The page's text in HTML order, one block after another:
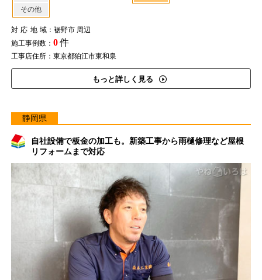
その他
対応地域：裾野市 周辺
施工事例数： 0件
工事店住所：東京都狛江市東和泉
もっと詳しく見る
静岡県
自社設備で板金の加工も。新築工事から雨樋修理など屋根
リフォームまで対応